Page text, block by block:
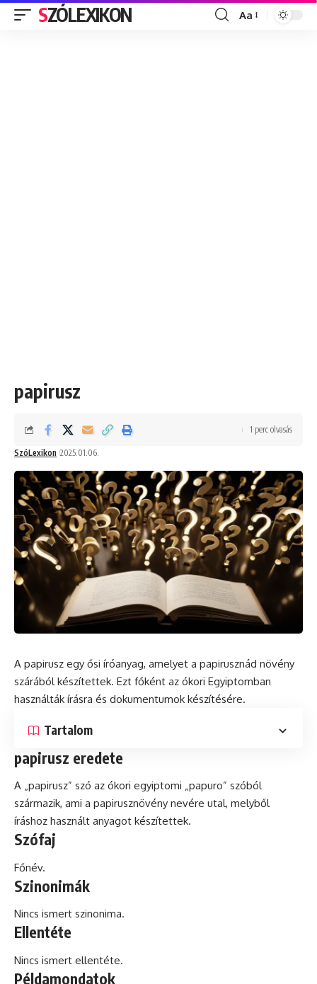
SZÓLEXIKON
Font
Aa
papirusz
SzóLexikon 2025.01.06.
1 perc olvasás
A papirusz egy ősi íróanyag, amelyet a papirusznád növény
szárából készítettek. Ezt főként az ókori Egyiptomban
használták írásra és dokumentumok készítésére.
Tartalom
papirusz eredete
A „papirusz” szó az ókori egyiptomi „papuro” szóból
származik, ami a papirusznövény nevére utal, melyből
íráshoz használt anyagot készítettek.
Szófaj
Főnév.
Szinonimák
Nincs ismert szinonima.
Ellentéte
Nincs ismert ellentéte.
Példamondatok